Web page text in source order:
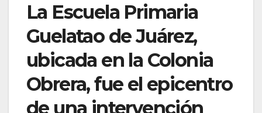
La Escuela Primaria
Guelatao de Juárez,
ubicada en la Colonia
Obrera, fue el epicentro
de una intervención